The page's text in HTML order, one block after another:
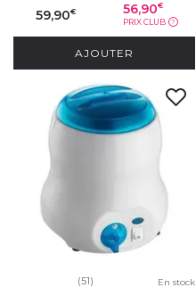
59,90€ 56,90€
PRIX CLUB ?
AJOUTER
(51) En stock